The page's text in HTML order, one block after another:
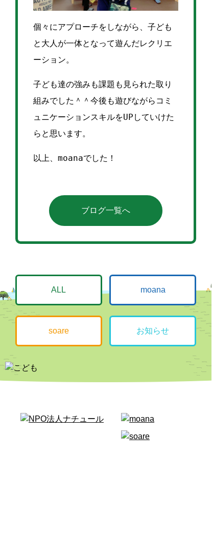
個々にアプローチをしながら、 子ども
と大人が一体となって遊んだレクリエ
ーション。
子ども達の強みも課題も見られた取り
組みでした＾＾ 今後も遊びながらコミ
ュニケーションスキルをUPしていけた
らと思います。
以上、 moanaでした！
ブログ一覧へ
ALL moana
soare お知らせ